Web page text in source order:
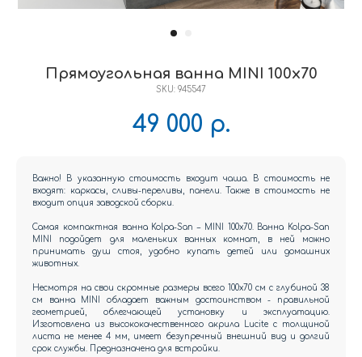
Прямоугольная ванна MINI 100x70
SKU: 945547
49 000 р.
Важно! В указанную стоимость входит чаша. В стоимость не
входят: каркасы, сливы-переливы, панели. Также в стоимость не
входит опция заводской сборки.
Самая компактная ванна Kolpa-San – MINI 100x70. Ванна Kolpa-San
MINI подойдет для маленьких ванных комнат, в ней можно
принимать душ стоя, удобно купать детей или домашних
животных.
Несмотря на свои скромные размеры всего 100x70 см c глубиной 38
см ванна MINI обладает важным достоинством - правильной
геометрией, облегчающей установку и эксплуатацию.
Изготовлена из высококачественного акрила Lucite с толщиной
листа не менее 4 мм, имеет безупречный внешний вид и долгий
срок службы. Предназначена для встройки.